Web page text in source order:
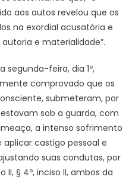
aos autos revelou que os
na exordial acusatória e
e materialidade”.
segunda-feira, dia 1º,
comprovado que os
submeteram, por
sob a guarda, com
a intenso sofrimento
castigo pessoal e
suas condutas, por
II, § 4º, inciso II, ambos da